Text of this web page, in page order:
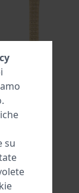
su